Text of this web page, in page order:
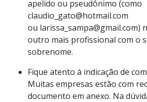
apelido ou pseudônimo (como
claudio_gato@hotmail.com
ou larissa_sampa@gmail.com)
outro mais profissional com o
sobrenome.
Fique atento à indicação de
Muitas empresas estão com
documento em anexo. Na